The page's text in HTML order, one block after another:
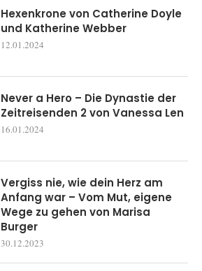
Hexenkrone von Catherine Doyle
und Katherine Webber
12.01.2024
Never a Hero – Die Dynastie der
Zeitreisenden 2 von Vanessa Len
16.01.2024
Vergiss nie, wie dein Herz am
Anfang war – Vom Mut, eigene
Wege zu gehen von Marisa
Burger
30.12.2023